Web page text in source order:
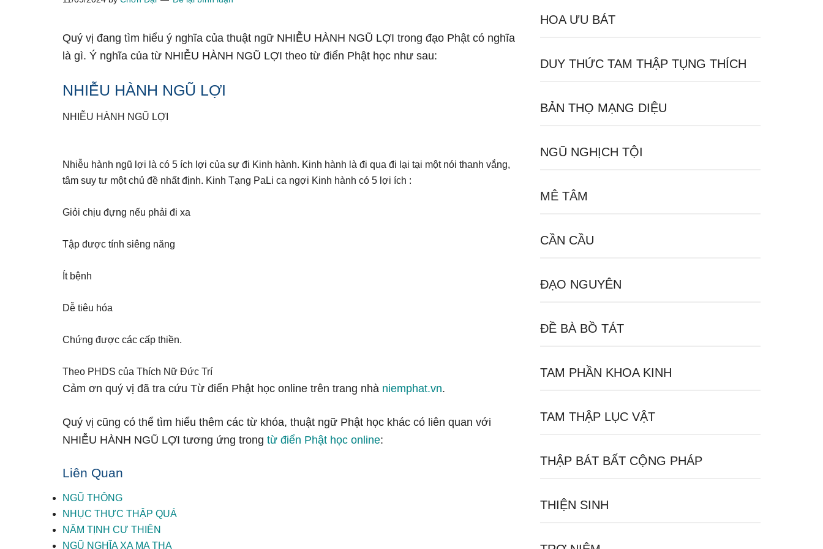
Quý vị đang tìm hiểu ý nghĩa của thuật ngữ NHIỄU HÀNH NGŨ LỢI trong đạo Phật có nghĩa
là gì. Ý nghĩa của từ NHIỄU HÀNH NGŨ LỢI theo từ điển Phật học như sau:
NHIỄU HÀNH NGŨ LỢI
NHIỄU HÀNH NGŨ LỢI
Nhiễu hành ngũ lợi là có 5 ích lợi của sự đi Kinh hành. Kinh hành là đi qua đi lại tại một nói thanh vắng,
tâm suy tư một chủ đề nhất định. Kinh Tạng PaLi ca ngợi Kinh hành có 5 lợi ích :
Giỏi chịu đựng nếu phải đi xa
Tập được tính siêng năng
Ít bệnh
Dễ tiêu hóa
Chứng được các cấp thiền.
Theo PHDS của Thích Nữ Đức Trí
Cảm ơn quý vị đã tra cứu Từ điển Phật học online trên trang nhà niemphat.vn.
Quý vị cũng có thể tìm hiểu thêm các từ khóa, thuật ngữ Phật học khác có liên quan với
NHIỄU HÀNH NGŨ LỢI tương ứng trong từ điển Phật học online:
Liên Quan
NGŨ THÔNG
NHỤC THỰC THẬP QUÁ
NĂM TỊNH CƯ THIÊN
NGŨ NGHĨA XA MA THA
HOA ƯU BÁT
DUY THỨC TAM THẬP TỤNG THÍCH
BẢN THỌ MẠNG DIỆU
NGŨ NGHỊCH TỘI
MÊ TÂM
CẦN CẦU
ĐẠO NGUYÊN
ĐỀ BÀ BỒ TÁT
TAM PHẦN KHOA KINH
TAM THẬP LỤC VẬT
THẬP BÁT BẤT CỘNG PHÁP
THIỆN SINH